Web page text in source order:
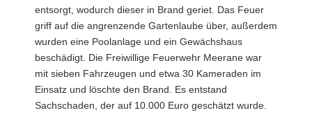
entsorgt, wodurch dieser in Brand geriet. Das Feuer
griff auf die angrenzende Gartenlaube über, außerdem
wurden eine Poolanlage und ein Gewächshaus
beschädigt. Die Freiwillige Feuerwehr Meerane war
mit sieben Fahrzeugen und etwa 30 Kameraden im
Einsatz und löschte den Brand. Es entstand
Sachschaden, der auf 10.000 Euro geschätzt wurde.